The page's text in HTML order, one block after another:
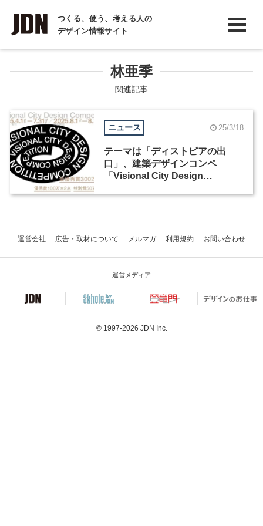
つくる、使う、考える人の
デザイン情報サイト
INTERVIEW
インタビュー
COLUMN
コラム
林亜季
関連記事
ニュース 25/3/18
テーマは「ディストピアの出
口」、建築デザインコンペ
「Visional City Design
運営会社 広告・取材について メルマガ 利用規約 お問い合わせ
運営メディア
© 1997-2026 JDN Inc.